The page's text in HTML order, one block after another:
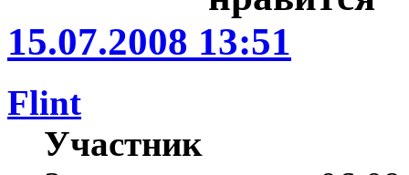
15.07.2008 13:51
Flint
Участник